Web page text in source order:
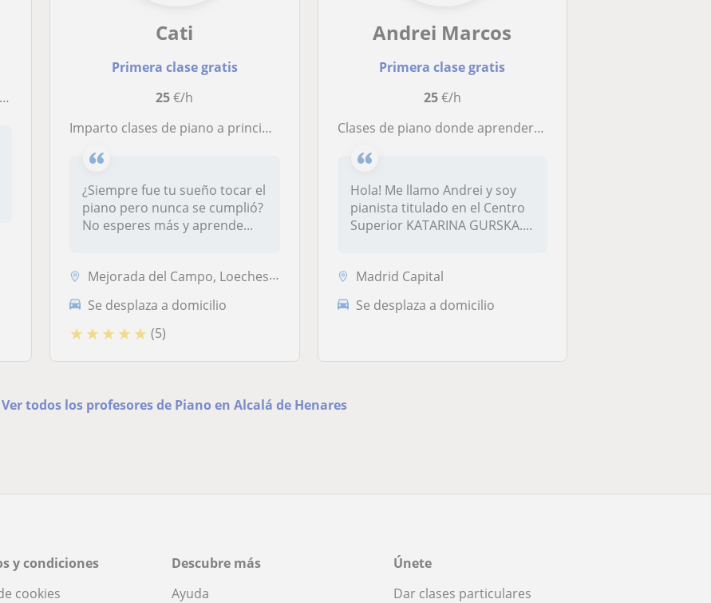
Cati
Primera clase gratis
25€/h
Imparto clases de piano a principiantes de forma divertida y amena. No habrá aburrimiento, aunque sí habrás de esforzarte por aprender
¿Siempre fue tu sueño tocar el
piano pero nunca se cumplió?
No esperes más y aprende...
Mejorada del Campo, Loeches, San Fernando de Henares, Velilla de San A...
Se desplaza a domicilio
★ ★ ★ ★ ★ (5)
Andrei Marcos
Primera clase gratis
25€/h
Clases de piano donde aprenderás a tocar cualquier estilo
Hola! Me llamo Andrei y soy
pianista titulado en el Centro
Superior KATARINA GURSKA....
Madrid Capital
Se desplaza a domicilio
Ver todos los profesores de Piano en Alcalá de Henares
y condiciones
cookies
Descubre más
Ayuda
Únete
Dar clases particulares